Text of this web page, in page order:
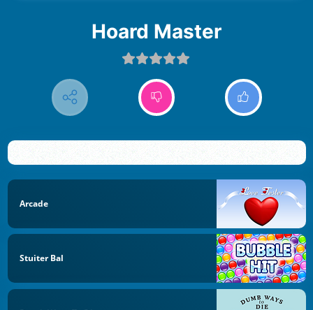
Hoard Master
Arcade
Stuiter Bal